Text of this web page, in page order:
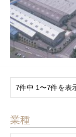
7件中 1〜7件を表
業種